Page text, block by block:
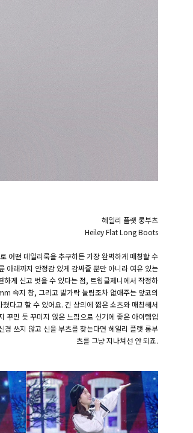
헤일리 플랫 롱부츠
Heiley Flat Long Boots
어떤 데일리룩을 추구하든 가장 완벽하게 매칭할 수
아래까지 안정감 있게 감싸줄 뿐만 아니라 여유 있는
게 신고 벗을 수 있다는 점, 트윙클제니에서 작정하
속지 창, 그리고 발가락 눌림조차 없애주는 앞코의
다고 할 수 있어요. 긴 상의에 짧은 쇼츠와 매칭해서
꾸민 듯 꾸미지 않은 느낌으로 신기에 좋은 아이템입
쓰지 않고 신을 부츠를 찾는다면 헤일리 플랫 롱부
츠를 그냥 지나쳐선 안 되죠.